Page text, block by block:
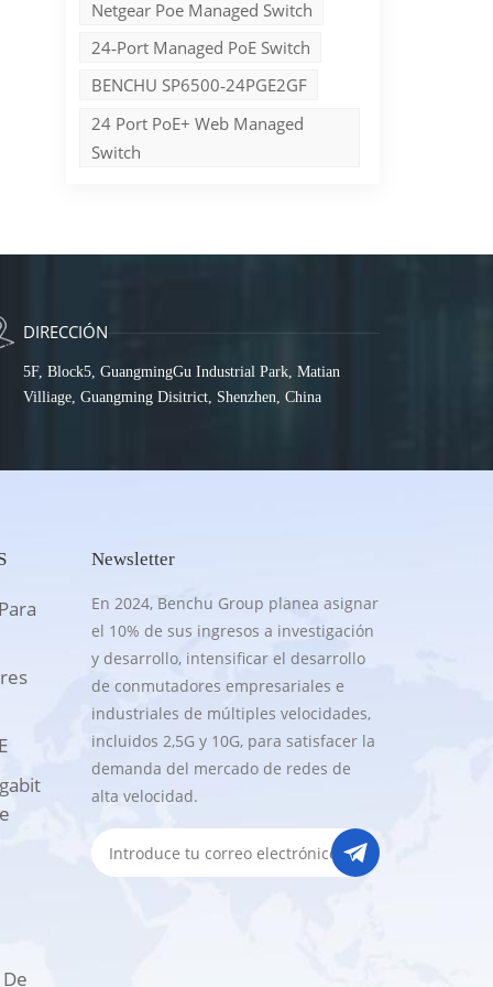
Netgear Poe Managed Switch
24‑port Managed PoE Switch
BENCHU SP6500‑24PGE2GF
24 Port PoE+ Web Managed
Switch
DIRECCIÓN
5F, Block5, GuangmingGu Industrial Park, Matian
Villiage, Guangming Disitrict, Shenzhen, China
Newsletter
En 2024, Benchu Group planea asignar
el 10% de sus ingresos a investigación
y desarrollo, intensificar el desarrollo
de conmutadores empresariales e
industriales de múltiples velocidades,
incluidos 2,5G y 10G, para satisfacer la
demanda del mercado de redes de
alta velocidad.